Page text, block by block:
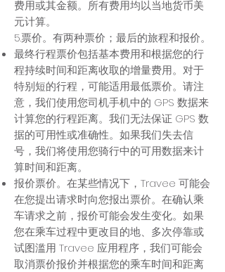
费用或其金额。所有费用均以当地货币美
元计算。
5.票价。有两种票价；最后的旅程和报价。
最终行程票价包括基本费用和根据您的行
程持续时间和距离收取的增量费用。对于
特别短的行程，可能适用最低票价。请注
意，我们使用您司机手机中的 GPS 数据来
计算您的行程距离。我们无法保证 GPS 数
据的可用性或准确性。如果我们失去信
号，我们将使用您骑行中的可用数据来计
算时间和距离。
报价票价。在某些情况下，Travee 可能会
在您提出请求时向您报出票价。在确认乘
车请求之前，报价可能会发生变化。如果
您在乘车过程中更改目的地、多次停靠或
试图滥用 Travee 应用程序，我们可能会
取消票价报价并根据您的乘车时间和距离